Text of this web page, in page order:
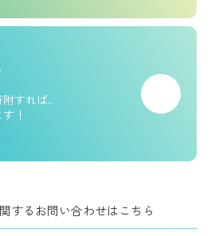
すれば、
！
するお問い合わせはこちら